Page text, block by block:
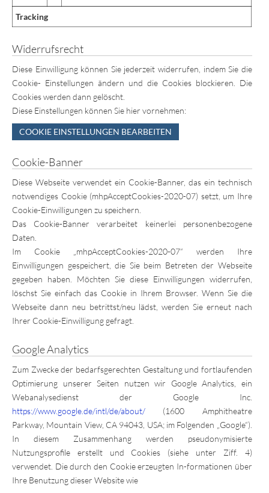
Tracking
Widerrufsrecht
Diese Einwilligung können Sie jederzeit widerrufen, indem Sie die
Cookie- Einstellungen ändern und die Cookies blockieren. Die
Cookies werden dann gelöscht.
Diese Einstellungen können Sie hier vornehmen:
COOKIE EINSTELLUNGEN BEARBEITEN
Cookie-Banner
Diese Webseite verwendet ein Cookie-Banner, das ein technisch
notwendiges Cookie (mhpAcceptCookies-2020-07) setzt, um Ihre
Cookie-Einwilligungen zu speichern.
Das Cookie-Banner verarbeitet keinerlei personenbezogene
Daten.
Im Cookie „mhpAcceptCookies-2020-07“ werden Ihre
Einwilligungen gespeichert, die Sie beim Betreten der Webseite
gegeben haben. Möchten Sie diese Einwilligungen widerrufen,
löschst Sie einfach das Cookie in Ihrem Browser. Wenn Sie die
Webseite dann neu betrittst/neu lädst, werden Sie erneut nach
Ihrer Cookie-Einwilligung gefragt.
Google Analytics
Zum Zwecke der bedarfsgerechten Gestaltung und fortlaufenden
Optimierung unserer Seiten nutzen wir Google Analytics, ein
Webanalysedienst der Google Inc.
https://www.google.de/intl/de/about/ (1600 Amphitheatre
Parkway, Mountain View, CA 94043, USA; im Folgenden „Google“).
In diesem Zusammenhang werden pseudonymisierte
Nutzungsprofile erstellt und Cookies (siehe unter Ziff. 4)
verwendet. Die durch den Cookie erzeugten In-formationen über
Ihre Benutzung dieser Website wie